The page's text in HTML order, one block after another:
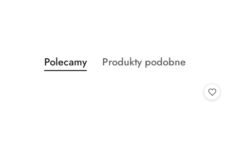
Pomiń karuzelę produktów
Produkty
o
Polecamy
Produkty
Produkty podobne